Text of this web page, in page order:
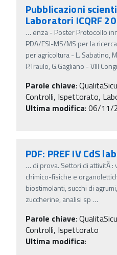
Pubblicazioni
Laboratori ICQRF
… enza - Poster Protocollo
PDA/ESI-MS/MS per la
per agricoltura - L. Sabatino,
P.Traulo, G.Gagliano - VIII
Parole chiave:
Controlli, Ispettorato,
Ultima modifica: 06/11/
PDF: PREF IV CdS
… di prova. Settori di attivitÃ
chimico-fisiche e
biostimolanti, succhi di
zuccherine, analisi sp …
Parole chiave:
Controlli, Ispettorato
Ultima modifica: